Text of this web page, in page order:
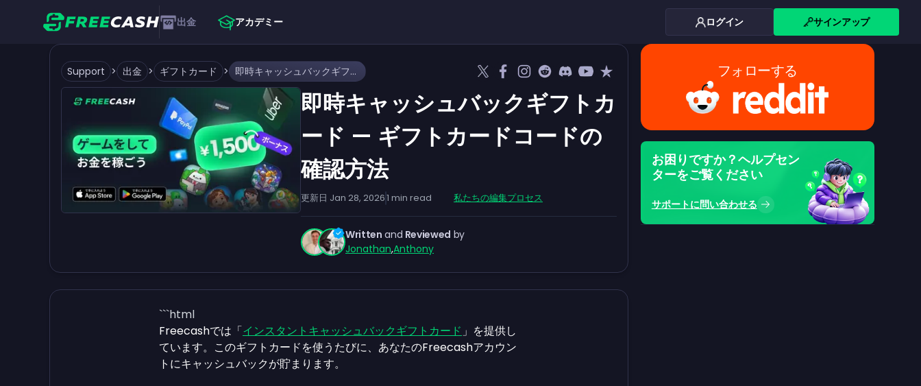
出金 アカデミー ログイン サインアップ
Support > 出金 > ギフトカード > 即時キャッシュバックギフトカード — ギフトカードコードの確認方法
即時キャッシュバックギフトカ
ード — ギフトカードコードの
確認方法
更新日 Jan 28, 20261 min read 私たちの編集プロセス
Written and Reviewed by
Jonathan,Anthony
```html
Freecashでは「インスタントキャッシュバックギフトカード」を提供し
ています。このギフトカードを使うたびに、あなたのFreecashアカウン
トにキャッシュバックが貯まります。
フォローする
お困りですか？ヘルプセン
ターをご覧ください
サポートに問い合わせる